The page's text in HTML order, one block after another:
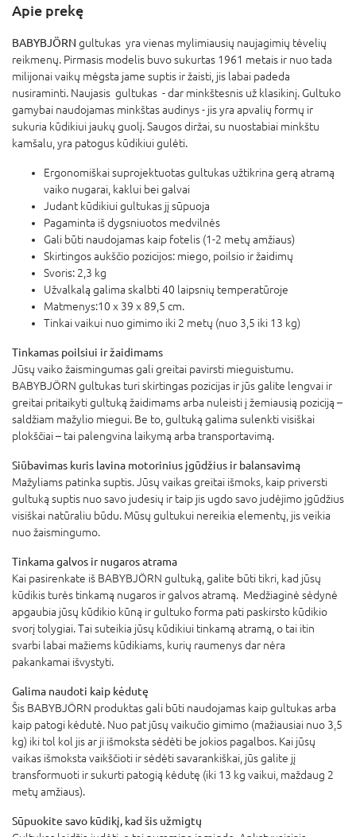
Apie prekę
BABYBJÖRN gultukas yra vienas mylimiausių naujagimių tėvelių
reikmenų. Pirmasis modelis buvo sukurtas 1961 metais ir nuo tada
milijonai vaikų mėgsta jame suptis ir žaisti, jis labai padeda
nusiraminti. Naujasis gultukas - dar minkštesnis už klasikinį. Gultuko
gamybai naudojamas minkštas audinys - jis yra apvalių formų ir
sukuria kūdikiui jaukų guolį. Saugos diržai, su nuostabiai minkštu
kamšalu, yra patogus kūdikiui gulėti.
Ergonomiškai suprojektuotas gultukas užtikrina gerą atramą
vaiko nugarai, kaklui bei galvai
Judant kūdikiui gultukas jį sūpuoja
Pagaminta iš dygsniuotos medvilnės
Gali būti naudojamas kaip fotelis (1-2 metų amžiaus)
Skirtingos aukščio pozicijos: miego, poilsio ir žaidimų
Svoris: 2,3 kg
Užvalkalą galima skalbti 40 laipsnių temperatūroje
Matmenys:10 x 39 x 89,5 cm.
Tinkai vaikui nuo gimimo iki 2 metų (nuo 3,5 iki 13 kg)
Tinkamas poilsiui ir žaidimams
Jūsų vaiko žaismingumas gali greitai pavirsti mieguistumu.
BABYBJÖRN gultukas turi skirtingas pozicijas ir jūs galite lengvai ir
greitai pritaikyti gultuką žaidimams arba nuleisti į žemiausią poziciją –
saldžiam mažylio miegui. Be to, gultuką galima sulenkti visiškai
plokščiai – tai palengvina laikymą arba transportavimą.
Siūbavimas kuris lavina motorinius įgūdžius ir balansavimą
Mažyliams patinka suptis. Jūsų vaikas greitai išmoks, kaip priversti
gultuką suptis nuo savo judesių ir taip jis ugdo savo judėjimo įgūdžius
visiškai natūraliu būdu. Mūsų gultukui nereikia elementų, jis veikia
nuo žaismingumo.
Tinkama galvos ir nugaros atrama
Kai pasirenkate iš BABYBJÖRN gultuką, galite būti tikri, kad jūsų
kūdikis turės tinkamą nugaros ir galvos atramą. Medžiaginė sėdynė
apgaubia jūsų kūdikio kūną ir gultuko forma pati paskirsto kūdikio
svorį tolygiai. Tai suteikia jūsų kūdikiui tinkamą atramą, o tai itin
svarbi labai mažiems kūdikiams, kurių raumenys dar nėra
pakankamai išvystyti.
Galima naudoti kaip kėdutę
Šis BABYBJÖRN produktas gali būti naudojamas kaip gultukas arba
kaip patogi kėdutė. Nuo pat jūsų vaikučio gimimo (mažiausiai nuo 3,5
kg) iki tol kol jis ar ji išmoksta sėdėti be jokios pagalbos. Kai jūsų
vaikas išmoksta vaikščioti ir sėdėti savarankiškai, jūs galite jį
transformuoti ir sukurti patogią kėdutę (iki 13 kg vaikui, maždaug 2
metų amžiaus).
Sūpuokite savo kūdikį, kad šis užmigtų